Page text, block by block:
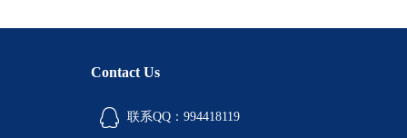
Contact Us
联系QQ：994418119